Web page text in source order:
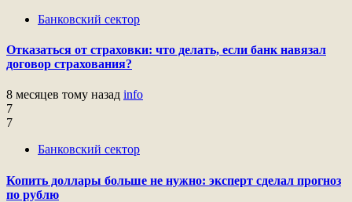
Банковский сектор
Отказаться от страховки: что делать, если банк навязал
договор страхования?
8 месяцев тому назад info
7
7
Банковский сектор
Копить доллары больше не нужно: эксперт сделал прогноз
по рублю